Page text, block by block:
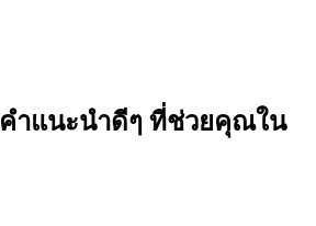
คำแนะนำดีๆ ที่ช่วยคุณใน